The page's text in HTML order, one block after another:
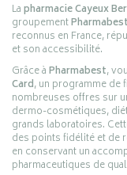
Lapharmacie Cayeux
groupementPharmabest
reconnus en France,
et son accessibilité.
Grâce àPharmabest,
Card, un programme de
nombreuses offres sur
dermo-cosmétiques,
grands laboratoires.
des points fidélité et de
en conservant un
pharmaceutiques de